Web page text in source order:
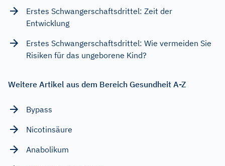
Erstes Schwangerschaftsdrittel: Zeit der
Entwicklung
Erstes Schwangerschaftsdrittel: Wie vermeiden Sie
Risiken für das ungeborene Kind?
Weitere Artikel aus dem Bereich Gesundheit A-Z
Bypass
Nicotinsäure
Anabolikum